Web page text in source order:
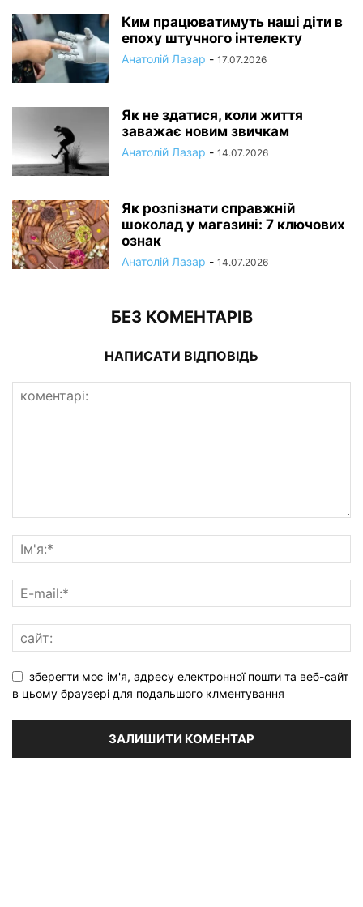
Ким працюватимуть наші діти в
епоху штучного інтелекту
Анатолій Лазар - 17.07.2026
Як не здатися, коли життя
заважає новим звичкам
Анатолій Лазар - 14.07.2026
Як розпізнати справжній
шоколад у магазині: 7 ключових
ознак
Анатолій Лазар - 14.07.2026
БЕЗ КОМЕНТАРІВ
НАПИСАТИ ВІДПОВІДЬ
зберегти моє ім'я, адресу електронної пошти та веб-сайт
в цьому браузері для подальшого клментування